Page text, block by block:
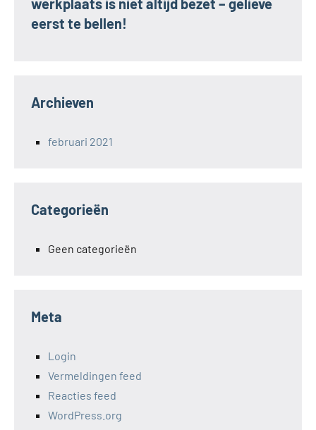
werkplaats is niet altijd bezet – gelieve
eerst te bellen!
Archieven
februari 2021
Categorieën
Geen categorieën
Meta
Login
Vermeldingen feed
Reacties feed
WordPress.org